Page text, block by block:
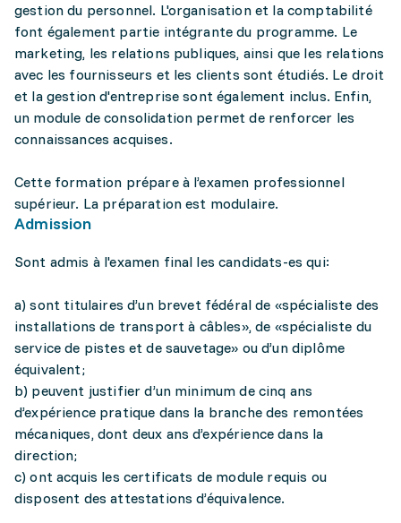
gestion du personnel. L'organisation et la comptabilité
font également partie intégrante du programme. Le
marketing, les relations publiques, ainsi que les relations
avec les fournisseurs et les clients sont étudiés. Le droit
et la gestion d'entreprise sont également inclus. Enfin,
un module de consolidation permet de renforcer les
connaissances acquises.
Cette formation prépare à l’examen professionnel
supérieur. La préparation est modulaire.
Admission
Sont admis à l'examen final les candidats-es qui:
a) sont titulaires d’un brevet fédéral de «spécialiste des
installations de transport à câbles», de «spécialiste du
service de pistes et de sauvetage» ou d’un diplôme
équivalent;
b) peuvent justifier d’un minimum de cinq ans
d’expérience pratique dans la branche des remontées
mécaniques, dont deux ans d’expérience dans la
direction;
c) ont acquis les certificats de module requis ou
disposent des attestations d’équivalence.